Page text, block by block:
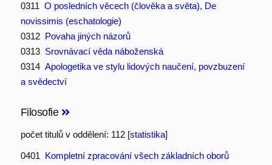
0311 O posledních věcech (člověka a světa), De
novissimis (eschatologie)
0312 Povaha jiných názorů
0313 Srovnávací věda náboženská
0314 Apologetika ve stylu lidových naučení, povzbuzení
a svědectví
Filosofie
počet titulů v oddělení: 112 [statistika]
0401 Kompletní zpracování všech základních oborů